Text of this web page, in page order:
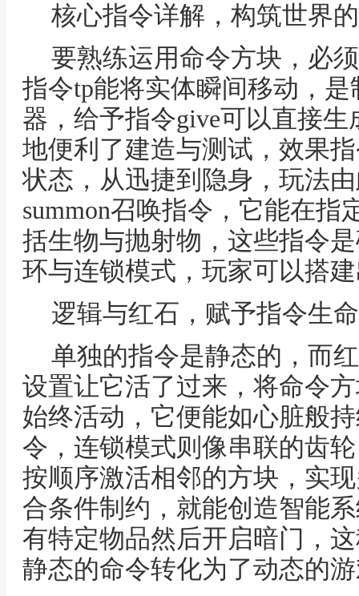
核心指令详解，构筑世界
要熟练运用命令方块，必
指令tp能将实体瞬间移动，
器，给予指令give可以直接
地便利了建造与测试，效果
状态，从迅捷到隐身，玩法
summon召唤指令，它能在指
括生物与抛射物，这些指令
环与连锁模式，玩家可以搭
逻辑与红石，赋予指令生命
单独的指令是静态的，而
设置让它活了过来，将命令
始终活动，它便能如心脏般
令，连锁模式则像串联的齿
按顺序激活相邻的方块，实
合条件制约，就能创造智能
有特定物品然后开启暗门，
静态的命令转化为了动态的